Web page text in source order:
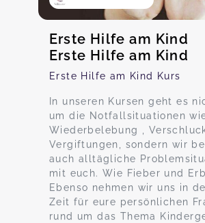
Erste Hilfe am Kind
Erste Hilfe am Kind
Erste Hilfe am Kind Kurs
In unseren Kursen geht es
um die Notfallsituationen
Wiederbelebung ,
Vergiftungen, sondern wir
auch alltägliche
mit euch. Wie Fieber und
Ebenso nehmen wir uns in
Zeit für eure persönlichen
rund um das Thema